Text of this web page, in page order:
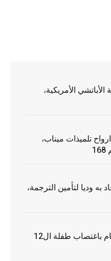
الأمريكية،
الى ارواح تلميذات ميناب،
به وديا لتأمين الترجمة،
بنزرت: القبض على ثلاثيني قام باغتصاب طفلة ال12